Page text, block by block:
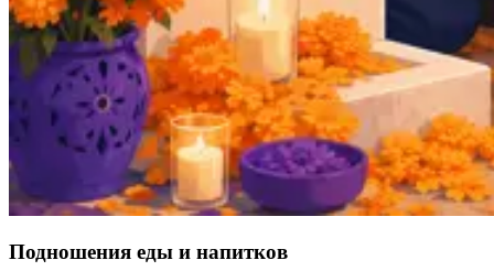
Подношения еды и напитков